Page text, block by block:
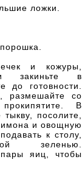
ложки.
и кожуры,
закиньте в
до готовности.
размешайте со
В
посолите,
и овощную
к столу,
зеленью.
пары яиц, чтобы